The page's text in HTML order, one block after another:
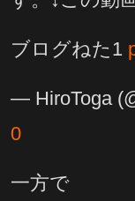
ブログねた1
— HiroToga
0
一方で